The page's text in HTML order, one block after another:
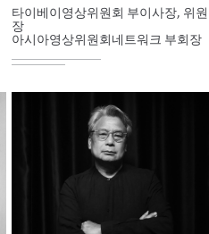
타이베이영상위원회 부이사장, 위원
장
아시아영상위원회네트워크 부회장